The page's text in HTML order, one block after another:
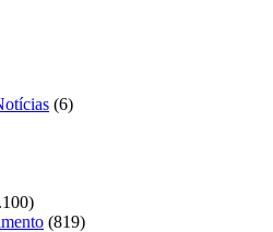
(6)
(819)